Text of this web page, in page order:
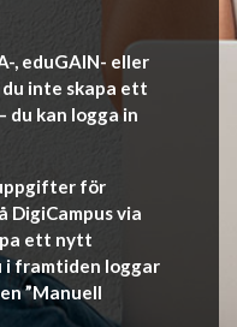
, eduGAIN- eller
inte skapa ett
du kan logga in
för
DigiCampus via
ett nytt
i framtiden loggar
”Manuell